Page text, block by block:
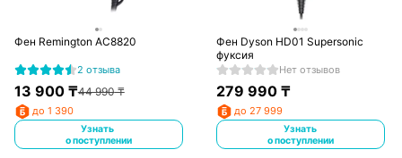
Фен Remington AC8820
2 отзыва
13 900₸44 990₸
до 1 390
Узнать
о поступлении
Фен Dyson HD01 Supersonic
фуксия
Нет отзывов
279 990 ₸
до 27 999
Узнать
о поступлении